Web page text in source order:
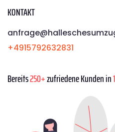
KONTAKT
+4915792632831
Bereits250+zufriedene Kunden in